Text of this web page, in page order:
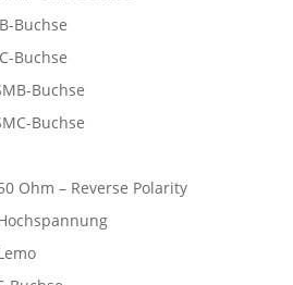
Buchse
Buchse
Buchse
Buchse
Ohm – Reverse Polarity